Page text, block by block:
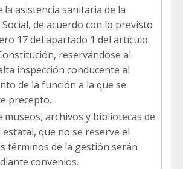
la asistencia sanitaria de la
de acuerdo con lo previsto
17 del apartado 1 del artículo
reservándose al
inspección conducente al
de la función a la que se
precepto.
museos, archivos y bibliotecas de
que no se reserve el
términos de la gestión serán
convenios.